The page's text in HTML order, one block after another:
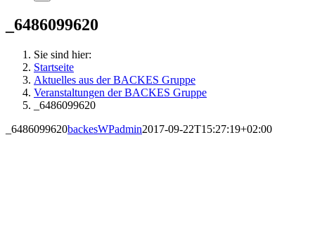
_6486099620
Sie sind hier:
Startseite
Aktuelles aus der BACKES Gruppe
Veranstaltungen der BACKES Gruppe
_6486099620
_6486099620backesWPadmin2017-09-22T15:27:19+02:00